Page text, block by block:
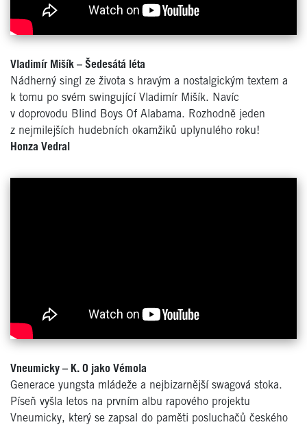
Vladimír Mišík – Šedesátá léta
Nádherný singl ze života s hravým a nostalgickým textem a
k tomu po svém swingující Vladimír Mišík. Navíc
v doprovodu Blind Boys Of Alabama. Rozhodně jeden
z nejmilejších hudebních okamžiků uplynulého roku!
Honza Vedral
Vneumicky – K. O jako Vémola
Generace yungsta mládeže a nejbizarnější swagová stoka.
Píseň vyšla letos na prvním albu rapového projektu
Vneumicky, který se zapsal do paměti posluchačů českého